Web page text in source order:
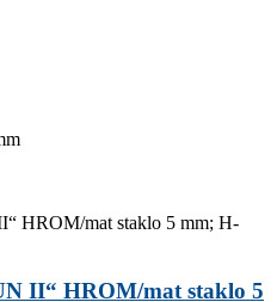
II“ HROM/mat staklo 5